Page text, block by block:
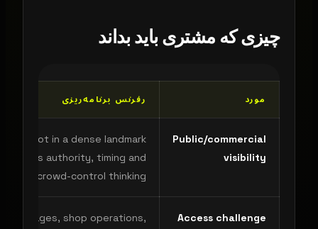
چیزی که مشتری باید بداند
مورد رفرنس برنامه‌ریزی
Public/commercial
visibility
shoot in a dense landmark
requires authority, timing and
crowd-control thinking.
Access challenge
passages, shop operations,